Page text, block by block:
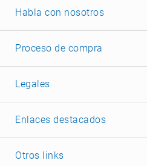
Habla con nosotros
Proceso de compra
Legales
Enlaces destacados
Otros links